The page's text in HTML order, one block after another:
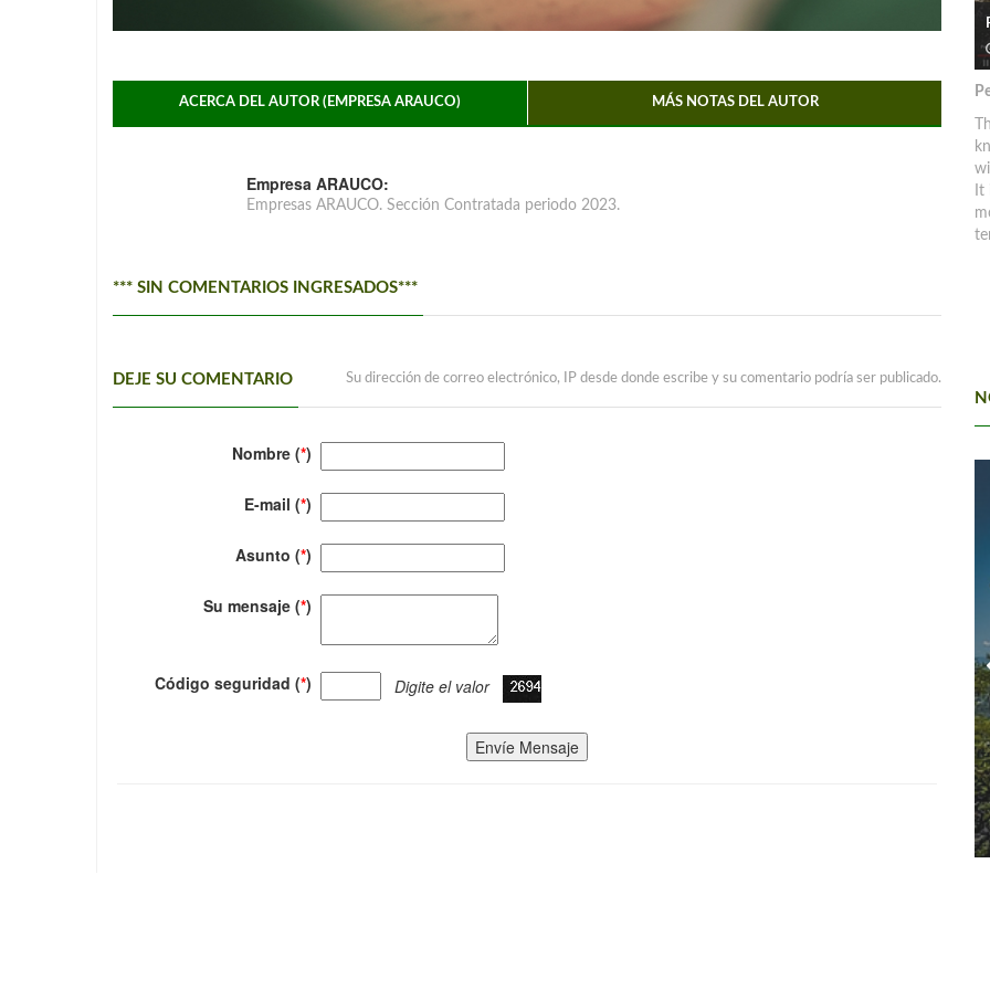
ACERCA DEL AUTOR (EMPRESA ARAUCO) MÁS NOTAS DEL AUTOR
Empresa ARAUCO:
Empresas ARAUCO. Sección Contratada periodo 2023.
*** SIN COMENTARIOS INGRESADOS***
DEJE SU COMENTARIO Su dirección de correo electrónico, IP desde donde escribe y su comentario podría ser publicado.
Nombre (*)
E-mail (*)
Asunto (*)
Su mensaje (*)
Código seguridad (*) Digite el valor
Envíe Mensaje
It